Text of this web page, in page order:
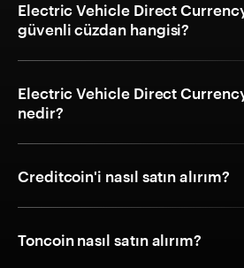
Electric Vehicle Direct
güvenli cüzdan hangisi?
Electric Vehicle Direct
nedir?
Creditcoin'i nasıl satın alırım?
Toncoin nasıl satın alırım?